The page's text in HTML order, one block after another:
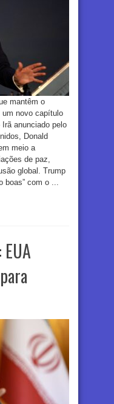
mantêm o
um novo capítulo
anunciado pelo
Donald
meio a
de paz,
global. Trump
boas” com o ...